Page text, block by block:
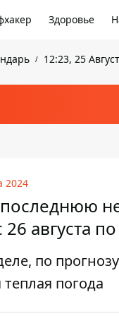
Здоровье
12:23, 25
2024
26 августа
по
погода